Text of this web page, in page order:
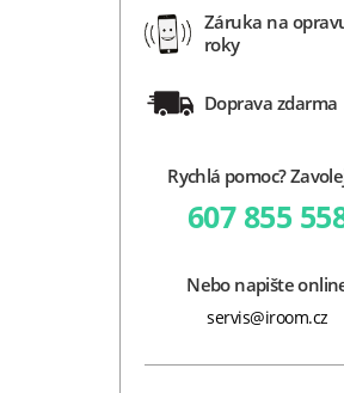
Záruka na
roky
Doprava zdarma
Rychlá pomoc?
607 855
Nebo napište
servis@iroom.cz